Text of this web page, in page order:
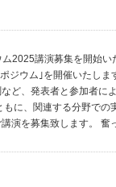
2025講演募集を開始
ジウム｣を開催いたしま
ど、発表者と参加者に
に、関連する分野での
演を募集致します。 奮